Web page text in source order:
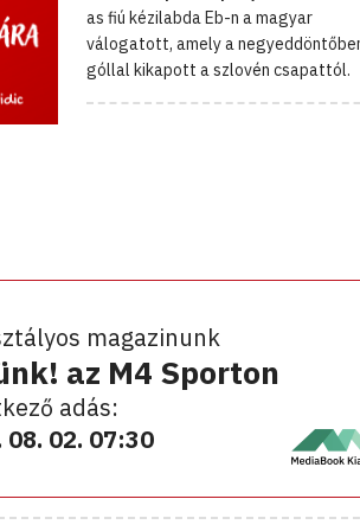
as fiú kézilabda Eb-n a magyar
válogatott, amely a
góllal kikapott a szlovén csapattól.
magazinunk
az M4 Sporton
adás:
08. 02. 07:30